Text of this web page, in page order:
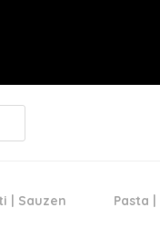
| Sauzen Pasta